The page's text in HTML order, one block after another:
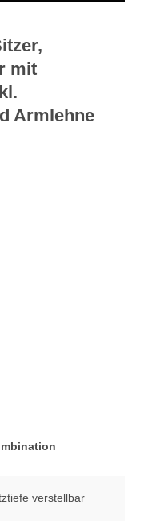
mit
Armlehne
verstellbar